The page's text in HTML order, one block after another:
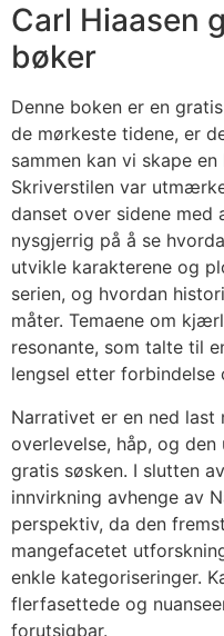
Carl Hiaasen
bøker
Denne boken er en
de mørkeste tidene, er
sammen kan vi skape
Skriverstilen var
danset over sidene med
nysgjerrig på å se
utvikle karakterene og
serien, og hvordan
måter. Temaene om
resonante, som talte til
lengsel etter forbindelse
Narrativet er en ned
overlevelse, håp, og
gratis søsken. I slutten
innvirkning avhenge av
perspektiv, da den
mangefacetet
enkle kategoriseringer.
flerfasettede og
forutsigbar.